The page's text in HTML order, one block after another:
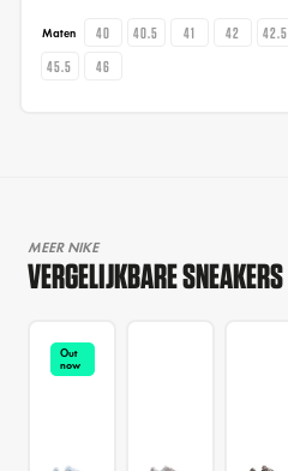
Maten 40 40.5 41 42 42.5
45.5
46
MEER NIKE
VERGELIJKBARE SNEAKERS
Out
now